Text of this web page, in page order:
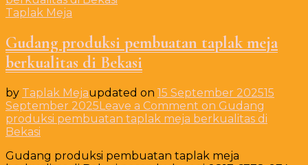
Taplak Meja
Gudang produksi pembuatan taplak meja
berkualitas di Bekasi
by Taplak Mejaupdated on 15 September 202515
September 2025Leave a Comment on Gudang
produksi pembuatan taplak meja berkualitas di
Bekasi
Gudang produksi pembuatan taplak meja